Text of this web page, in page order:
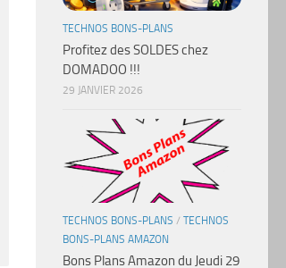
TECHNOS BONS-PLANS
Profitez des SOLDES chez
DOMADOO !!!
29 JANVIER 2026
TECHNOS BONS-PLANS / TECHNOS
BONS-PLANS AMAZON
Bons Plans Amazon du Jeudi 29